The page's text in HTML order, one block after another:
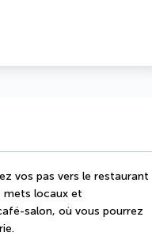
vos pas vers le restaurant
mets locaux et
salon, où vous pourrez